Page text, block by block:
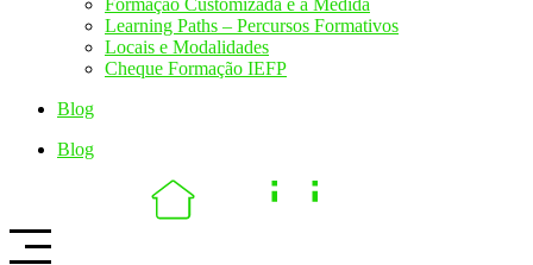
Formação Customizada e à Medida
Learning Paths – Percursos Formativos
Locais e Modalidades
Cheque Formação IEFP
Blog
Blog